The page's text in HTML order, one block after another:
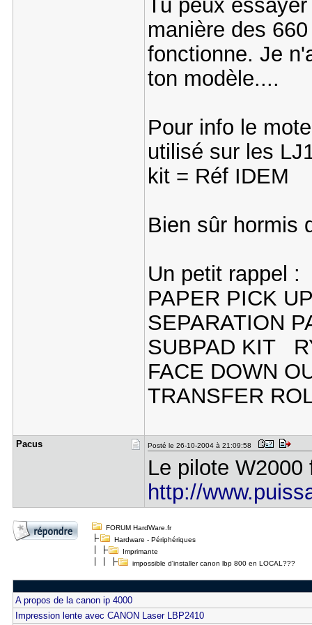
Tu peux
manière des
fonctionne. Je
ton modèle....
Pour info le
utilisé sur les
kit = Réf IDEM
Bien sûr hormis
Un petit rappel :
PAPER PICK
SEPARATION
SUBPAD KIT
FACE DOWN
TRANSFER
Pacus Posté le 26-10-2004 à 21:09:58
Le pilote
http://
FORUM HardWare.fr
Hardware - Périphériques
Imprimante
impossible d'installer canon lbp 800 en LOCAL???
A propos de la canon ip 4000
Impression lente avec CANON Laser LBP2410